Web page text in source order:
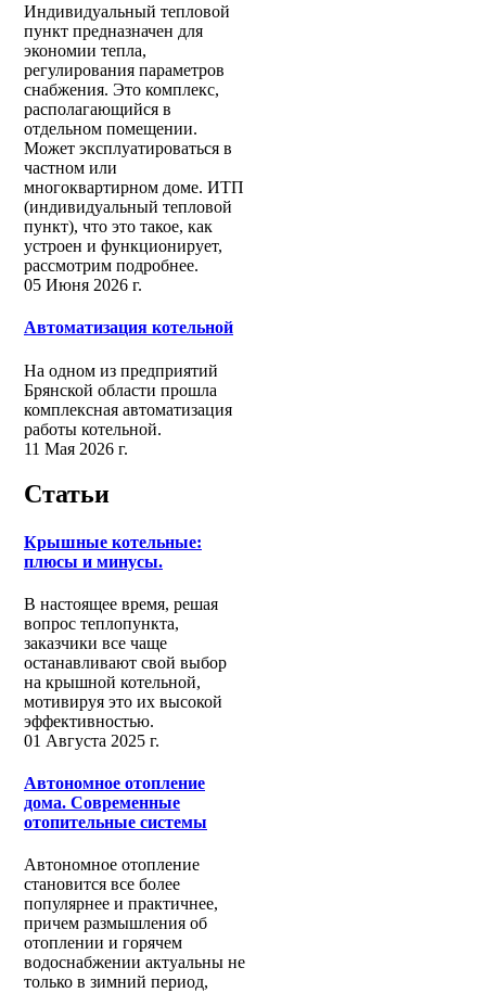
Индивидуальный тепловой
пункт предназначен для
экономии тепла,
регулирования параметров
снабжения. Это комплекс,
располагающийся в
отдельном помещении.
Может эксплуатироваться в
частном или
многоквартирном доме. ИТП
(индивидуальный тепловой
пункт), что это такое, как
устроен и функционирует,
рассмотрим подробнее.
05 Июня 2026 г.
Автоматизация котельной
На одном из предприятий
Брянской области прошла
комплексная автоматизация
работы котельной.
11 Мая 2026 г.
Статьи
Крышные котельные:
плюсы и минусы.
В настоящее время, решая
вопрос теплопункта,
заказчики все чаще
останавливают свой выбор
на крышной котельной,
мотивируя это их высокой
эффективностью.
01 Августа 2025 г.
Автономное отопление
дома. Современные
отопительные системы
Автономное отопление
становится все более
популярнее и практичнее,
причем размышления об
отоплении и горячем
водоснабжении актуальны не
только в зимний период,